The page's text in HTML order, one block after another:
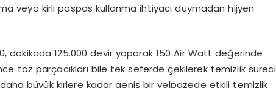
veya kirli paspas kullanma ihtiyacı duymadan hijyen
dakikada 125.000 devir yaparak 150 Air Watt değerinde
toz parçacıkları bile tek seferde çekilerek temizlik süreci
büyük kirlere kadar geniş bir yelpazede etkili temizlik